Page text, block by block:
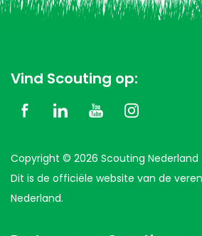
Vind Scouting op:
Copyright © 2026 Scouting Nederland
Dit is de officiële website van de
Nederland.